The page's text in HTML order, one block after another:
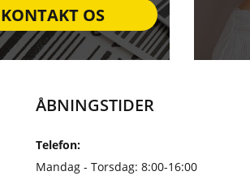
KONTAKT OS
ÅBNINGSTIDER
Telefon:
Mandag - Torsdag: 8:00-16:00